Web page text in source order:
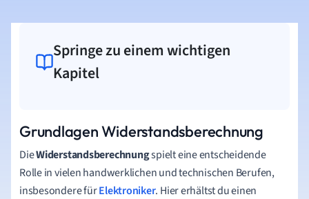
Springe zu einem wichtigen
Kapitel
Grundlagen Widerstandsberechnung
DieWiderstandsberechnungspielt eine entscheidende
Rolle in vielen handwerklichen und technischen Berufen,
insbesondere fürElektroniker. Hier erhältst du einen